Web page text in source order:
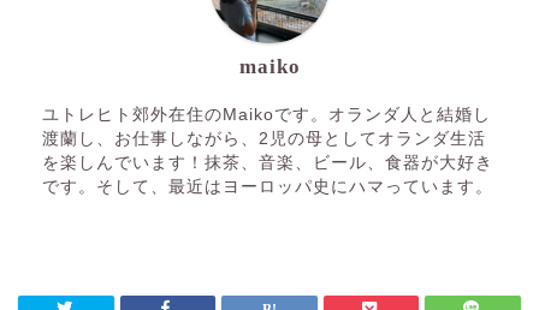
maiko
ユトレヒト郊外在住のMaikoです。オランダ人と結婚し
渡蘭し、お仕事しながら、2児の母としてオランダ生活
を楽しんでいます！抹茶、音楽、ビール、食器が大好き
です。そして、最近はヨーロッパ史にハマっています。